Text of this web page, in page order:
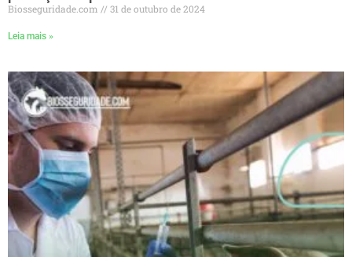
Biosseguridade.com 31 de outubro de 2024
Leia mais »